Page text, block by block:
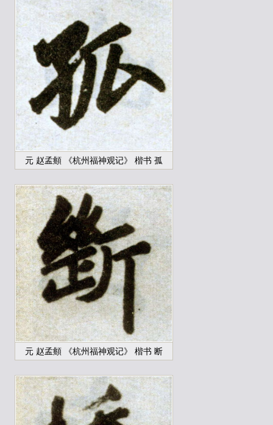
元 赵孟頫 《杭州福神观记》 楷书 孤
元 赵孟頫 《杭州福神观记》 楷书 断